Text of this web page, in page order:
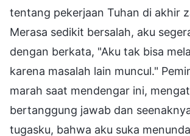
tentang pekerjaan Tuhan di akhir
Merasa sedikit bersalah, aku
dengan berkata, "Aku tak bisa
karena masalah lain muncul."
marah saat mendengar ini,
bertanggung jawab dan
tugasku, bahwa aku suka